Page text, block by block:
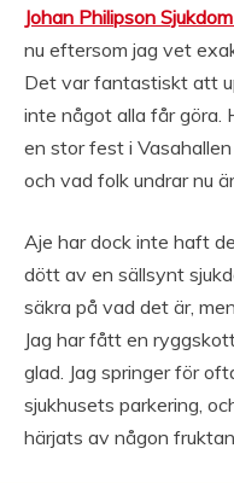
Johan Philipson
nu eftersom jag vet
Det var fantastiskt att
inte något alla får göra.
en stor fest i
och vad folk undrar nu
Aje har dock inte haft
dött av en sällsynt
säkra på vad det är,
Jag har fått en
glad. Jag springer för
sjukhusets parkering,
härjats av någon